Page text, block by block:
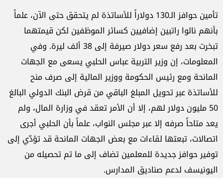
تأمين حوافز الـ130 دولاراً للأساتذة لم يتحقق حتى الآن، علماً
بأنهم نالوا راتبين إضافيين كسائر الموظفين لكن قيمتهما
تبخرت بعد رفع سعر دولار صيرفة إلى 38 ألف ليرة. وفي
المعلومات، إن وزير التربية عباس الحلبي يسعى مع الجهات
المانحة ومع رئيس الحكومة ووزير المالية إلى صرف منح
للأساتذة عبر تحويل المبلغ الباقي من قرض البنك الدولي البالغ
50 مليون دولار لهم، إلا أن الأمر تعقد في وزارة المال، ولم
يعد متاحاً صرفه إلا عبر مجلس النواب، علماً بأن الحلبي أجرى
اتصالات، تبعتها لقاءات مع بعض الجهات المانحة قد تؤدّي إلى
توفير حوافز جديدة للمعلمين تضاف إلى ما تم تحصيله من
اليونيسف لدعم صناديق المدارس.